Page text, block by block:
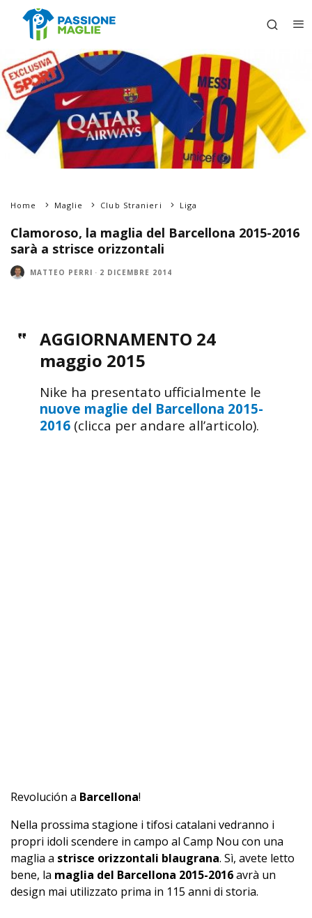
Home Maglie Club Stranieri Liga
Clamoroso, la maglia del Barcellona 2015-2016
sarà a strisce orizzontali
MATTEO PERRI · 2 DICEMBRE 2014
AGGIORNAMENTO 24
maggio 2015
Nike ha presentato ufficialmente le
nuove maglie del Barcellona 2015-
2016(clicca per andare all’articolo).
Revolución a Barcellona!
Nella prossima stagione i tifosi catalani vedranno i
propri idoli scendere in campo al Camp Nou con una
maglia a strisce orizzontali blaugrana. Sì, avete letto
bene, la maglia del Barcellona 2015-2016avrà un
design mai utilizzato prima in 115 anni di storia.